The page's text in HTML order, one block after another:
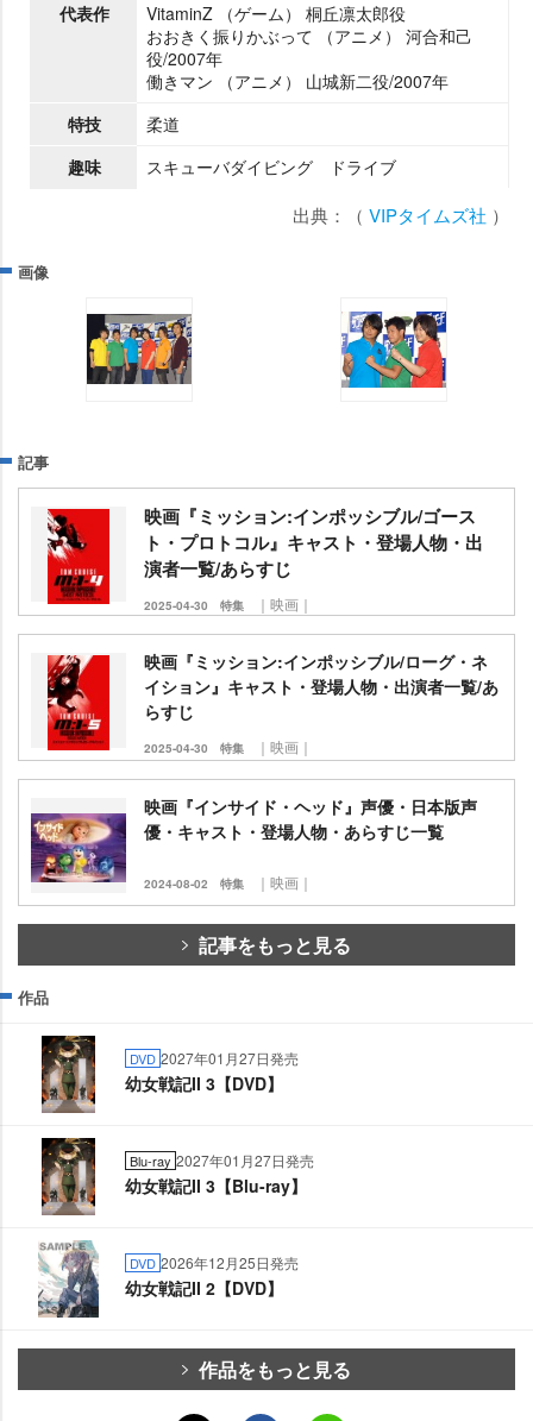
代表作
VitaminZ （ゲーム） 桐丘凛太郎役
おおきく振りかぶって （アニメ） 河合和己
役/2007年
働きマン （アニメ） 山城新二役/2007年
特技
柔道
趣味
スキューバダイビング ドライブ
出典：（ VIPタイムズ社 ）
画像
記事
映画『ミッション:インポッシブル/ゴース
ト・プロトコル』キャスト・登場人物・出
演者一覧/あらすじ
2025-04-30 特集 ｜映画｜
映画『ミッション:インポッシブル/ローグ・ネ
イション』キャスト・登場人物・出演者一覧/あ
らすじ
2025-04-30 特集 ｜映画｜
映画『インサイド・ヘッド』声優・日本版声
優・キャスト・登場人物・あらすじ一覧
2024-08-02 特集 ｜映画｜
記事をもっと見る
作品
DVD 2027年01月27日発売
幼女戦記II 3【DVD】
Blu-ray 2027年01月27日発売
幼女戦記II 3【Blu-ray】
DVD 2026年12月25日発売
幼女戦記II 2【DVD】
作品をもっと見る